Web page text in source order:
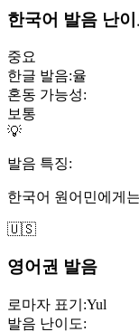
한국어 발음 난
중요
한글 발음:율
혼동 가능성:
보통
💡
발음 특징:
한국어 원어민에게
🇺🇸
영어권 발음
로마자 표기:Yul
발음 난이도: